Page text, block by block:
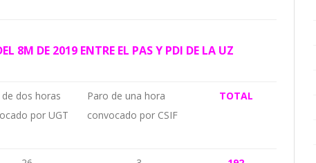
8M DE 2019 ENTRE EL PAS Y PDI DE LA UZ
dos horas
por UGT
Paro de una hora
convocado por CSIF
TOTAL